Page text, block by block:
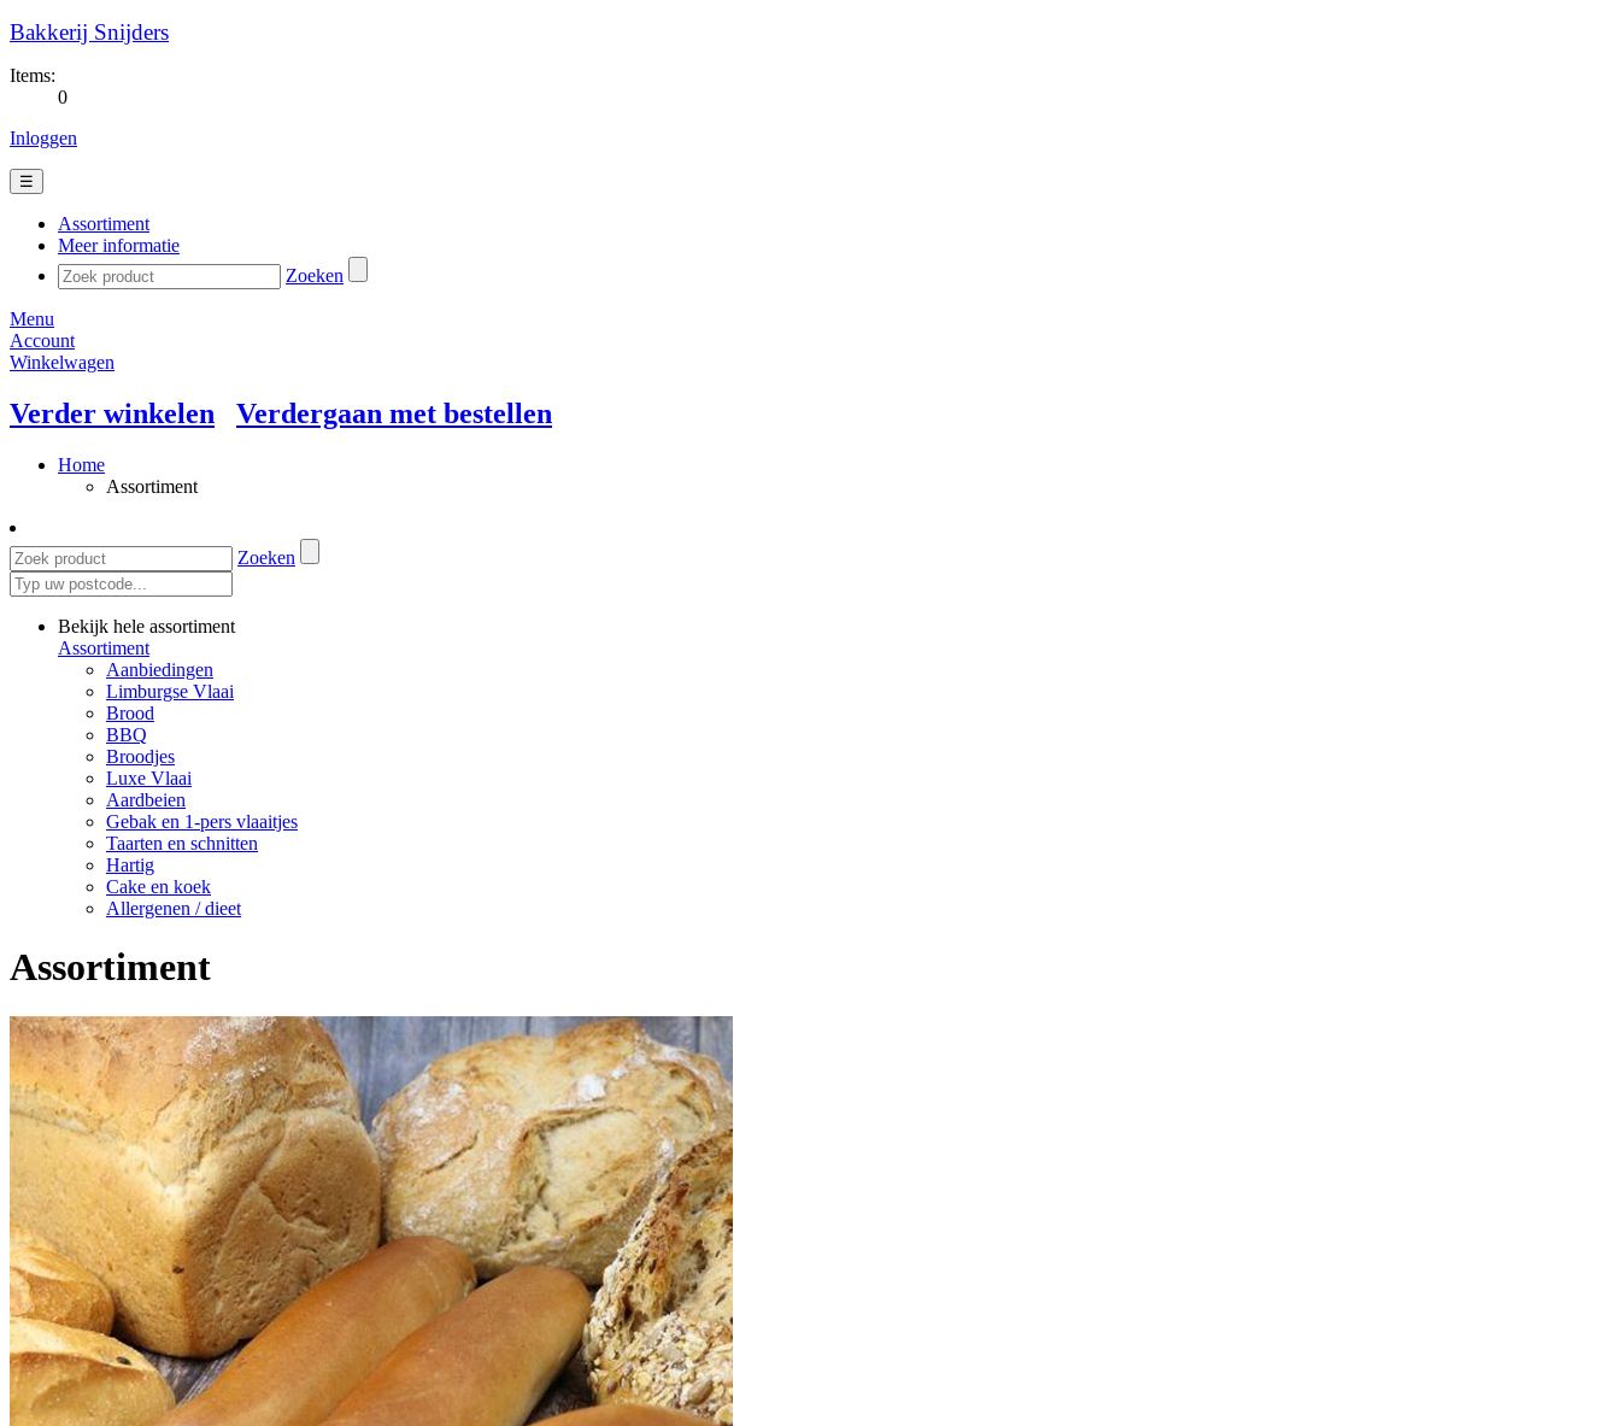
Bakkerij Snijders
Items:
0
Inloggen
☰
Assortiment
Meer informatie
Zoeken
Menu
Account
Winkelwagen
Verder winkelen Verdergaan met bestellen
Home
Assortiment
Zoeken
Bekijk hele assortiment
Assortiment
Aanbiedingen
Limburgse Vlaai
Brood
BBQ
Broodjes
Luxe Vlaai
Aardbeien
Gebak en 1-pers vlaaitjes
Taarten en schnitten
Hartig
Cake en koek
Allergenen / dieet
Assortiment